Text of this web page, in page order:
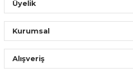
Üyelik
Kurumsal
Alışveriş